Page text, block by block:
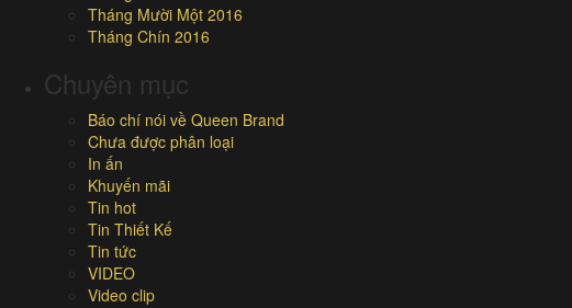
Tháng Mười Một 2016
Tháng Chín 2016
Chuyên mục
Báo chí nói về Queen Brand
Chưa được phân loại
In ấn
Khuyến mãi
Tin hot
Tin Thiết Kế
Tin tức
VIDEO
Video clip